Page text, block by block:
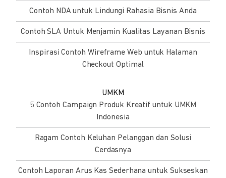
Contoh NDA untuk Lindungi Rahasia Bisnis Anda
Contoh SLA Untuk Menjamin Kualitas Layanan Bisnis
Inspirasi Contoh Wireframe Web untuk Halaman
Checkout Optimal
UMKM
5 Contoh Campaign Produk Kreatif untuk UMKM
Indonesia
Ragam Contoh Keluhan Pelanggan dan Solusi
Cerdasnya
Contoh Laporan Arus Kas Sederhana untuk Sukseskan